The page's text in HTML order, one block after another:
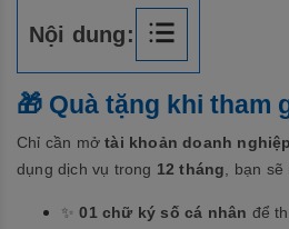
Nội dung:
🎁 Quà tặng khi tham
Chỉ cần mởtài khoản doanh
dụng dịch vụ trong 12 tháng , bạn
✨01 chữ ký số cá nhân để